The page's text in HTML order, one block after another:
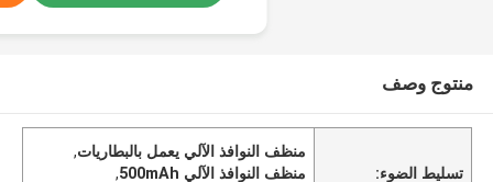
منتوج وصف
تسليط الضوء:
منظف النوافذ الآلي يعمل بالبطاريات,
منظف النوافذ الآلي 500mAh
,